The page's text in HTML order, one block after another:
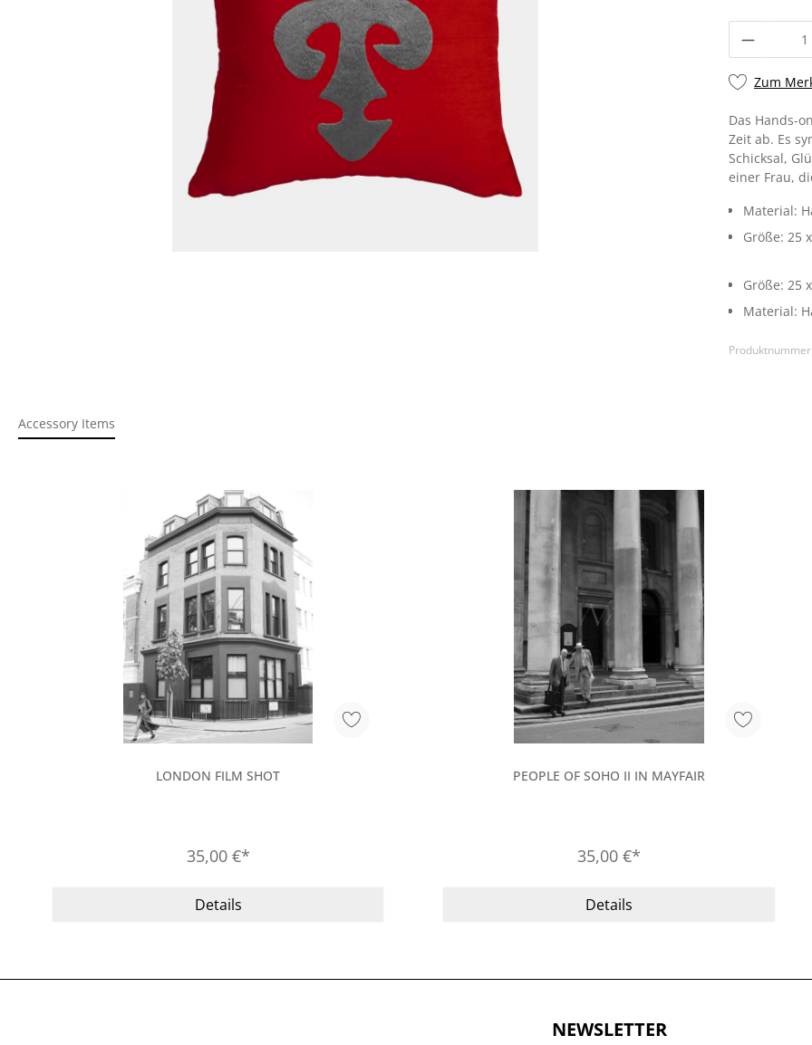
Zum
Das Hands-
Zeit ab. Es
Schicksal,
einer Frau,
Material:
Größe: 25
Größe: 25
Material:
Produktnummer:
Accessory Items
LONDON FILM SHOT
35,00 €*
Details
PEOPLE OF SOHO II IN MAYFAIR
35,00 €*
Details
NEWSLETTER